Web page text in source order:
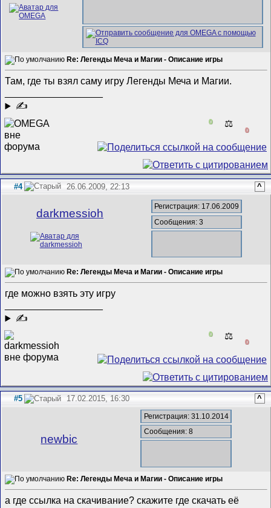
Re: Легенды Меча и Магии - Описание игры
Там, где ты взял саму игру Легенды Меча и Магии.
✍
0 ⚖️
0
#4 26.06.2009, 22:13 ^
darkmessioh
Регистрация: 17.06.2009
Сообщения: 3
Re: Легенды Меча и Магии - Описание игры
где можно взять эту игру
✍
0 ⚖️
0
#5 17.02.2015, 16:30 ^
newbic
Регистрация: 31.10.2014
Сообщения: 8
Re: Легенды Меча и Магии - Описание игры
а где ссылка на скачивание? скажите где скачать её